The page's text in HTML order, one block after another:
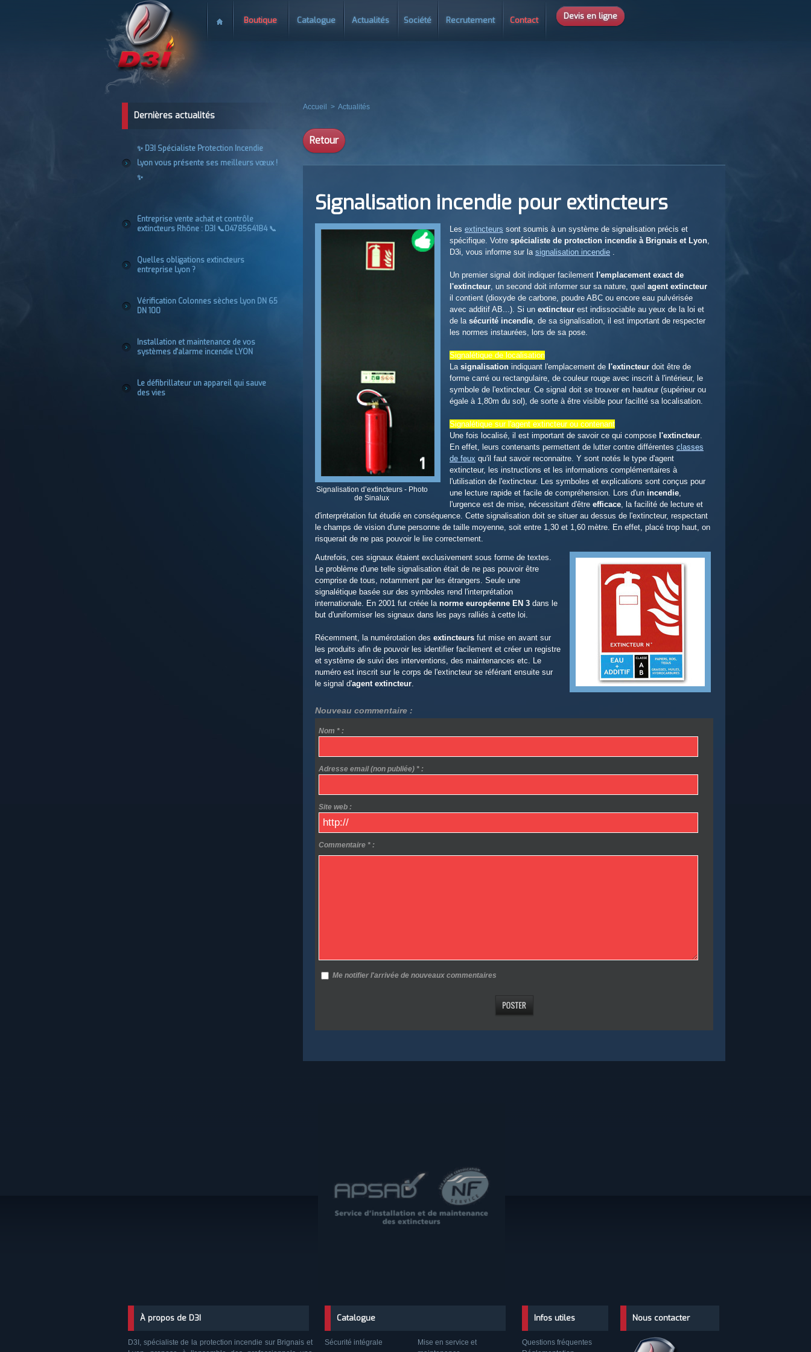
Boutique Catalogue Actualités Société Recrutement Contact Devis en ligne
Dernières actualités
✨ D3I Spécialiste Protection Incendie
Lyon vous présente ses meilleurs vœux !
✨
Entreprise vente achat et contrôle
extincteurs Rhône : D3I 📞0478564184 📞
Quelles obligations extincteurs
entreprise Lyon ?
Vérification Colonnes sèches Lyon DN 65
DN 100
Installation et maintenance de vos
systèmes d'alarme incendie LYON
Le défibrillateur un appareil qui sauve
des vies
Accueil > Actualités
Retour
Signalisation incendie pour extincteurs
Signalisation dʼextincteurs - Photo
de Sinalux
Les extincteurs sont soumis à un système de signalisation précis et
spécifique. Votre spécialiste de protection incendie à Brignais et Lyon,
D3i, vous informe sur la signalisation incendie .
Un premier signal doit indiquer facilement l'emplacement exact de
l'extincteur, un second doit informer sur sa nature, quel agent extincteur
il contient (dioxyde de carbone, poudre ABC ou encore eau pulvérisée
avec additif AB...). Si un extincteur est indissociable au yeux de la loi et
de la sécurité incendie, de sa signalisation, il est important de respecter
les normes instaurées, lors de sa pose.
Signalétique de localisation
La signalisation indiquant l'emplacement de l'extincteur doit être de
forme carré ou rectangulaire, de couleur rouge avec inscrit à l'intérieur, le
symbole de l'extincteur. Ce signal doit se trouver en hauteur (supérieur ou
égale à 1,80m du sol), de sorte à être visible pour facilité sa localisation.
Signalétique sur l'agent extincteur ou contenant
Une fois localisé, il est important de savoir ce qui compose l'extincteur.
En effet, leurs contenants permettent de lutter contre différentes classes
de feux qu'il faut savoir reconnaitre. Y sont notés le type d'agent
extincteur, les instructions et les informations complémentaires à
l'utilisation de l'extincteur. Les symboles et explications sont conçus pour
une lecture rapide et facile de compréhension. Lors d'un incendie,
l'urgence est de mise, nécessitant d'être efficace, la facilité de lecture et
d'interprétation fut étudié en conséquence. Cette signalisation doit se situer au dessus de l'extincteur, respectant
le champs de vision d'une personne de taille moyenne, soit entre 1,30 et 1,60 mètre. En effet, placé trop haut, on
risquerait de ne pas pouvoir le lire correctement.
Autrefois, ces signaux étaient exclusivement sous forme de textes.
Le problème d'une telle signalisation était de ne pas pouvoir être
comprise de tous, notamment par les étrangers. Seule une
signalétique basée sur des symboles rend l'interprétation
internationale. En 2001 fut créée la norme européenne EN 3 dans le
but d'uniformiser les signaux dans les pays ralliés à cette loi.
Récemment, la numérotation des extincteurs fut mise en avant sur
les produits afin de pouvoir les identifier facilement et créer un registre
et système de suivi des interventions, des maintenances etc. Le
numéro est inscrit sur le corps de l'extincteur se référant ensuite sur
le signal d'agent extincteur.
Nouveau commentaire :
Nom * :
Adresse email (non publiée) * :
Site web :
Commentaire * :
Me notifier l'arrivée de nouveaux commentaires
À propos de D3I
D3I, spécialiste de la protection incendie sur Brignais et
Catalogue
Sécurité intégrale
Mise en service et
Infos utiles
Questions fréquentes
Nous contacter